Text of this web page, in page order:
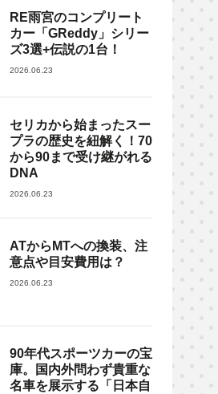
RE雨宮のコンプリート
カー「GReddy」シリー
ズ3選+伝説の1台！
2026.06.23
セリカから始まったスー
プラの歴史を紐解く！70
から90まで受け継がれる
DNA
2026.06.23
ATからMTへの換装、注
意点や目安費用は？
2026.06.23
90年代スポーツカーの宝
庫。国内外問わず貴重な
名車を展示する「日本自